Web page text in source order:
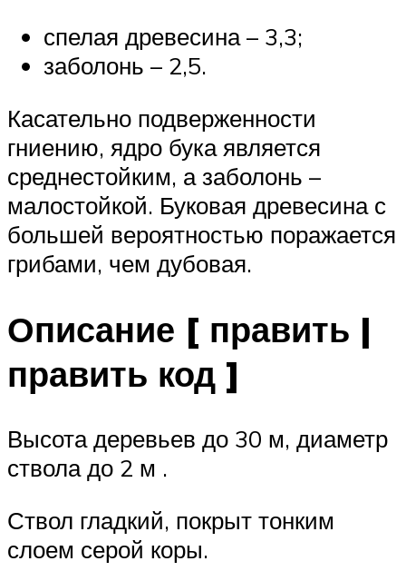
спелая древесина – 3,3;
заболонь – 2,5.
Касательно подверженности
гниению, ядро бука является
среднестойким, а заболонь –
малостойкой. Буковая древесина с
большей вероятностью поражается
грибами, чем дубовая.
Описание [ править |
править код ]
Высота деревьев до 30 м, диаметр
ствола до 2 м .
Ствол гладкий, покрыт тонким
слоем серой коры.